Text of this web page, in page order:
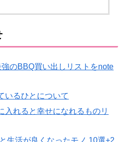
のBBQ買い出しリストをnote
いるひとについて
入れると幸せになれるものリ